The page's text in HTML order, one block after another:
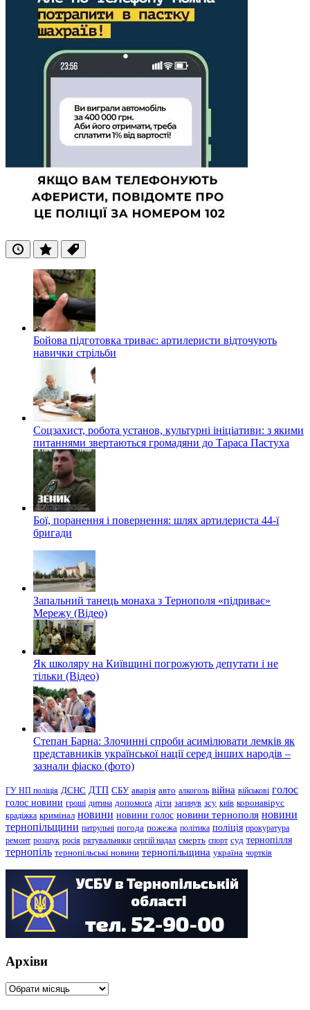
ОстанніПопулярні
Теги
Бойова підготовка триває: артилеристи відточують
навички стрільби
Соцзахист, робота установ, культурні ініціативи: з якими
питаннями звертаються громадяни до Тараса Пастуха
Бої, поранення і повернення: шлях артилериста 44-ї
бригади
Запальний танець монаха з Тернополя «підриває»
Мережу (Відео)
Як школяру на Київщині погрожують депутати і не
тільки (Відео)
Степан Барна: Злочинні спроби асимілювати лемків як
представників української нації серед інших народів –
зазнали фіаско (фото)
ГУ НП поліція ДСНС ДТП СБУ аварія авто алкоголь війна військові голос
голос новини гроші дитина допомога діти загинув зсу київ коронавірус
крадіжка кримінал новини новини голос новини тернополя новини
тернопільщини патрульні погода пожежа політика поліція прокуратура
ремонт розшук росія рятувальники сергій надал смерть спорт суд тернопілля
тернопіль тернопільські новини тернопільщина україна чортків
Архіви
Архіви